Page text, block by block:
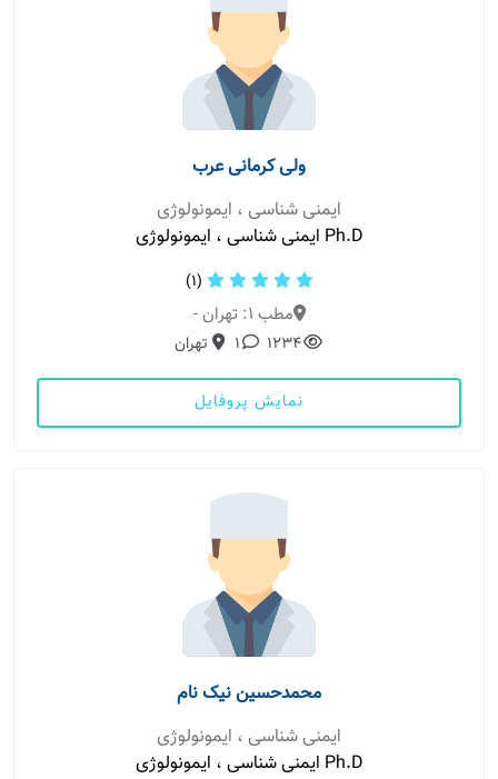
ولی کرمانی عرب
ایمنی شناسی ، ایمونولوژی
Ph.D ایمنی شناسی ، ایمونولوژی
(1)
مطب 1: تهران -
1234
1 تهران
نمایش پروفایل
محمدحسین نیک نام
ایمنی شناسی ، ایمونولوژی
Ph.D ایمنی شناسی ، ایمونولوژی